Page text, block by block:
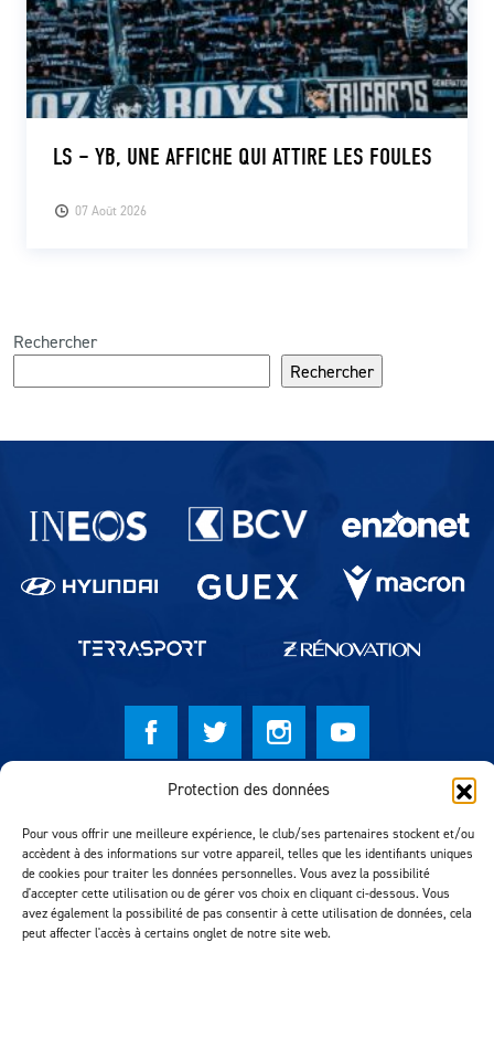
Protection des données
Pour vous offrir une meilleure expérience, le club/ses partenaires stockent et/ou
accèdent à des informations sur votre appareil, telles que les identifiants uniques
de cookies pour traiter les données personnelles. Vous avez la possibilité
d'accepter cette utilisation ou de gérer vos choix en cliquant ci-dessous. Vous
avez également la possibilité de pas consentir à cette utilisation de données, cela
peut affecter l'accès à certains onglet de notre site web.
07 Août 2026
LS – YB, UNE AFFICHE QUI ATTIRE LES FOULES
Rechercher
Rechercher
Partenaires du lausanne-Sport
© Lausanne Sport Football Club 2026
Réalisation MTM Agency